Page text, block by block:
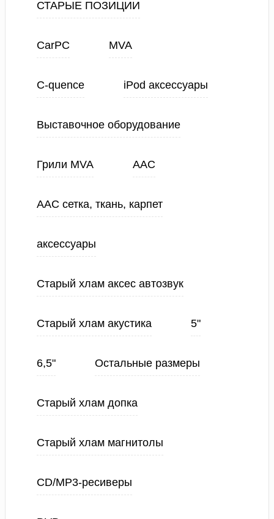
СТАРЫЕ ПОЗИЦИИ
CarPC MVA
C-quence iPod аксессуары
Выставочное оборудование
Грили MVA ААС
ААС сетка, ткань, карпет
аксессуары
Старый хлам аксес автозвук
Старый хлам акустика 5"
6,5" Остальные размеры
Старый хлам допка
Старый хлам магнитолы
CD/MP3-ресиверы